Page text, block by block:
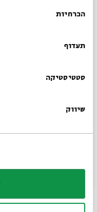
הסכמה
הכרחיות
תעדוף
סטטיסטיקה
שיווק
הסכת